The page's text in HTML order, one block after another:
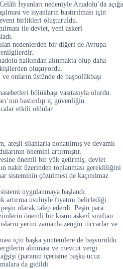
İsyanları nedeniyle Anadolu’da açığa
ve isyanların bastırılması için
levent birlikleri oluşturuldu.
ile devlet, yeni askerî
nedenlerden bir diğeri de Avrupa
halkından alınmakta olup daha
oluşuyordu.
onların üstünde de başbölükbaşı
bölükbaşı vasıtasıyla olurdu.
bastırılıp iç güvenliğin
etkili oldular.
ateşli silahlarla donatılmış ve devamlı
önemini artırmıştır.
önemli bir yük getirmiş, devlet
nakit üzerinden toplanması gerekliliğini
sisteminin çözülmesi de kaçınılmaz
uygulanmaya başlandı.
artırma usulüyle fiyatını belirlediği
olarak talep ederdi. Peşin para
önemli bir kısmı askerî sınıftan
yerini zamanla zengin tüccarlar ve
için başka yöntemlere de başvuruldu.
alınması ve mevcut vergi
(paranın içerisine başka ucuz
da gidildi.